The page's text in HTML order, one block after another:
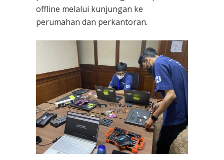
offline melalui kunjungan ke
perumahan dan perkantoran.